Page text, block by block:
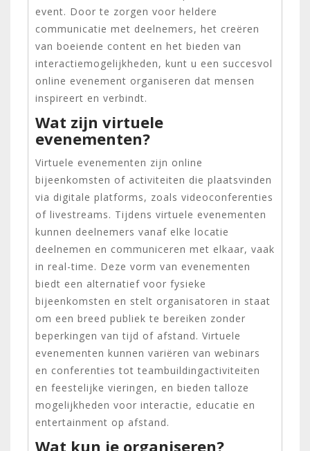
event. Door te zorgen voor heldere
communicatie met deelnemers, het creëren
van boeiende content en het bieden van
interactiemogelijkheden, kunt u een succesvol
online evenement organiseren dat mensen
inspireert en verbindt.
Wat zijn virtuele
evenementen?
Virtuele evenementen zijn online
bijeenkomsten of activiteiten die plaatsvinden
via digitale platforms, zoals videoconferenties
of livestreams. Tijdens virtuele evenementen
kunnen deelnemers vanaf elke locatie
deelnemen en communiceren met elkaar, vaak
in real-time. Deze vorm van evenementen
biedt een alternatief voor fysieke
bijeenkomsten en stelt organisatoren in staat
om een breed publiek te bereiken zonder
beperkingen van tijd of afstand. Virtuele
evenementen kunnen variëren van webinars
en conferenties tot teambuildingactiviteiten
en feestelijke vieringen, en bieden talloze
mogelijkheden voor interactie, educatie en
entertainment op afstand.
Wat kun je organiseren?